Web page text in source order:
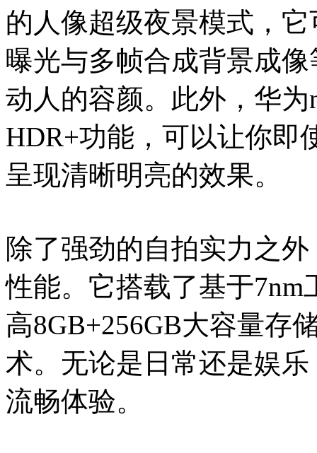
的人像超级夜景模式，
曝光与多帧合成背景成
动人的容颜。此外，华
HDR+功能，可以让你即
呈现清晰明亮的效果。
除了强劲的自拍实力之
性能。它搭载了基于
高8GB+256GB大容量存
术。无论是日常还是娱
流畅体验。